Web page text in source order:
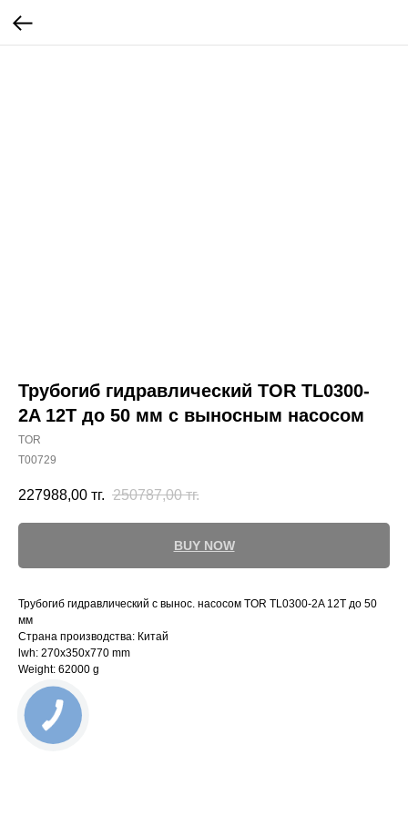
Трубогиб гидравлический TOR TL0300-
2A 12T до 50 мм с выносным насосом
TOR
T00729
227988,00 тг. 250787,00 тг.
BUY NOW
Трубогиб гидравлический с вынос. насосом TOR TL0300-2A 12T до 50
мм
Страна производства: Китай
lwh: 270x350x770 mm
Weight: 62000 g